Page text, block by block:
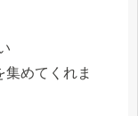
めてくれま